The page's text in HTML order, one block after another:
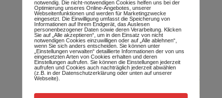
notwendig. Die nicht-notwendigen Cookies helfen uns bei der
Optimierung unseres Online-Angebotes, unserer
Webseitenfunktionen und werden für Marketingzwecke
eingesetzt. Die Einwilligung umfasst die Speicherung von
Informationen auf Ihrem Endgerät, das Auslesen
personenbezogener Daten sowie deren Verarbeitung. Klicken
Sie auf „Alle akzeptieren“, um in den Einsatz von nicht
notwendigen Cookies einzuwilligen oder auf „Alle ablehnen“,
wenn Sie sich anders entscheiden. Sie können unter
„Einstellungen verwalten“ detaillierte Informationen der von uns
eingesetzten Arten von Cookies erhalten und deren
Einstellungen aufrufen. Sie können die Einstellungen jederzeit
aufrufen und Cookies auch nachträglich jederzeit abwählen
(z.B. in der Datenschutzerklärung oder unten auf unserer
Webseite).